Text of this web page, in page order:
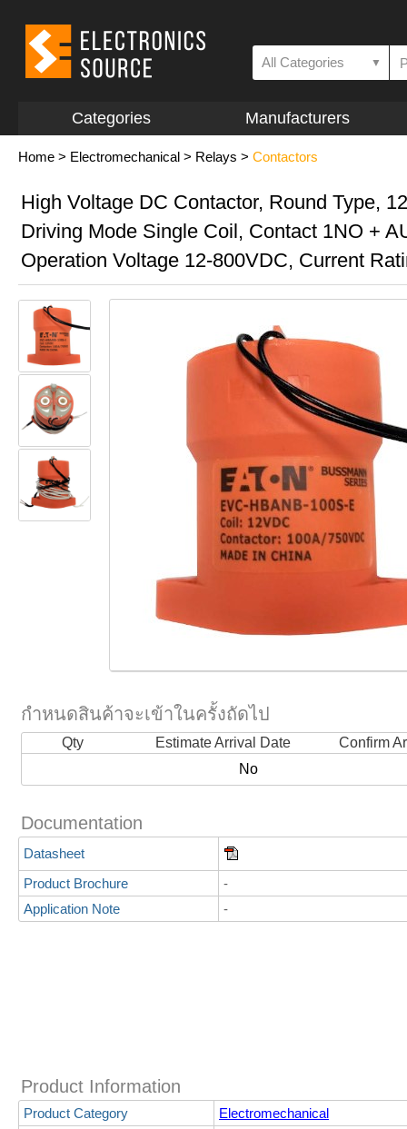
All Categories ▼
Categories Manufacturers
Home > Electromechanical > Relays > Contactors
High Voltage DC Contactor, Round Type,
Driving Mode Single Coil, Contact 1NO +
Operation Voltage 12-800VDC, Current
กำหนดสินค้าจะเข้าในครั้งถัดไป
Qty Estimate Arrival Date
Confirm
No
Documentation
Datasheet
Product Brochure
-
Application Note
-
Product Information
Product Category
Electromechanical